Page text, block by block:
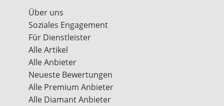
Über uns
Soziales Engagement
Für Dienstleister
Alle Artikel
Alle Anbieter
Neueste Bewertungen
Alle Premium Anbieter
Alle Diamant Anbieter